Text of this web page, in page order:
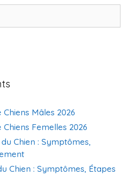
Mâles 2026
Chiens Femelles 2026
Chien : Symptômes,
Chien : Symptômes, Étapes